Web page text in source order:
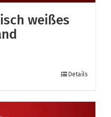
weißes
Details